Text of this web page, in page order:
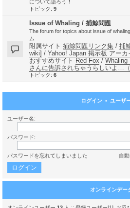
について語ろう！
トピック: 9
Issue of Whaling / 捕鯨問題
The forum for topics about issue of
ム
附属サイト 捕鯨問題リンク集 / 捕
wiki] / Yahoo! Japan 掲示板 アー
おすすめサイト Red Fox / Whaling
さんに告訴されちゃうらしいよ…
トピック: 6
ログイン • ユーザ
ユーザー名:
パスワード:
パスワードを忘れてしまいました 自
オンラインデー